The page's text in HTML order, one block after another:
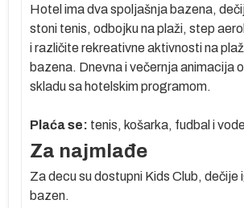
Hotel ima dva spoljašnja bazena,
stoni tenis, odbojku na plaži, step
i različite rekreativne aktivnosti na
bazena. Dnevna i večernja animacija
skladu sa hotelskim programom.
Plaća se: tenis, košarka, fudbal i
Za najmlađe
Za decu su dostupni Kids Club, dečije
bazen.